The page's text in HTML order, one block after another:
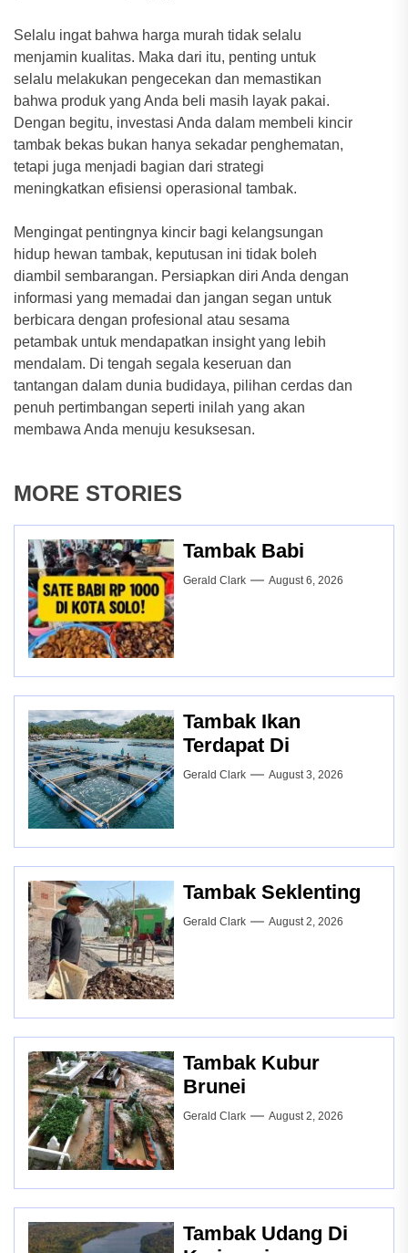
Selalu ingat bahwa harga murah tidak selalu
menjamin kualitas. Maka dari itu, penting untuk
selalu melakukan pengecekan dan memastikan
bahwa produk yang Anda beli masih layak pakai.
Dengan begitu, investasi Anda dalam membeli kincir
tambak bekas bukan hanya sekadar penghematan,
tetapi juga menjadi bagian dari strategi
meningkatkan efisiensi operasional tambak.
Mengingat pentingnya kincir bagi kelangsungan
hidup hewan tambak, keputusan ini tidak boleh
diambil sembarangan. Persiapkan diri Anda dengan
informasi yang memadai dan jangan segan untuk
berbicara dengan profesional atau sesama
petambak untuk mendapatkan insight yang lebih
mendalam. Di tengah segala keseruan dan
tantangan dalam dunia budidaya, pilihan cerdas dan
penuh pertimbangan seperti inilah yang akan
membawa Anda menuju kesuksesan.
MORE STORIES
Tambak Babi
Gerald Clark August 6, 2026
Tambak Ikan
Terdapat Di
Gerald Clark August 3, 2026
Tambak Seklenting
Gerald Clark August 2, 2026
Tambak Kubur
Brunei
Gerald Clark August 2, 2026
Tambak Udang Di